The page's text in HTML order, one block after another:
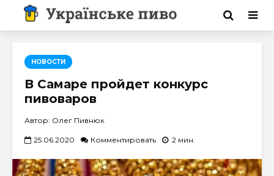
НОВОСТИ
В Самаре пройдет конкурс
пивоваров
Автор: Олег Пивнюк
25.06.2020 Комментировать 2 мин.